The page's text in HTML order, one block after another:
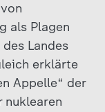
als Plagen
Landes
erklärte
Appelle“ der
nuklearen